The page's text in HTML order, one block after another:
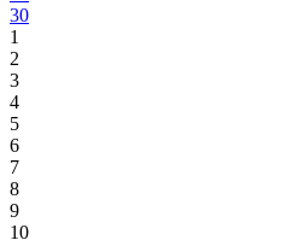
30
1
2
3
4
5
6
7
8
9
10